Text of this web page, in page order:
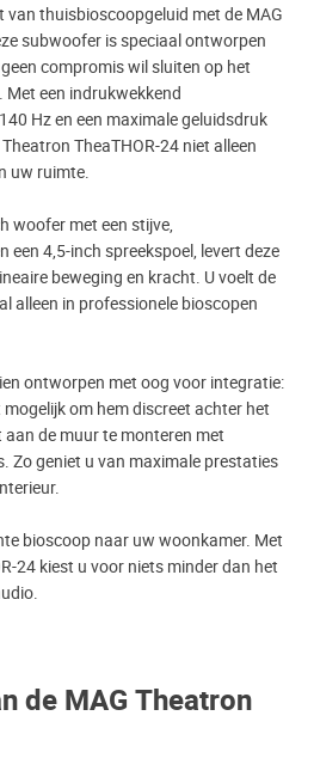
de MAG Theatron
thuisbioscoopgeluid met de MAG
subwoofer is speciaal ontworpen
compromis wil sluiten op het
een indrukwekkend
Hz en een maximale geluidsdruk
TheaTHOR-24 niet alleen
uw ruimte.
woofer met een stijve,
een 4,5-inch spreekspoel, levert deze
beweging en kracht. U voelt de
alleen in professionele bioscopen
ontworpen met oog voor integratie:
om hem discreet achter het
de muur te monteren met
Zo geniet u van maximale prestaties
bioscoop naar uw woonkamer. Met
24 kiest u voor niets minder dan het